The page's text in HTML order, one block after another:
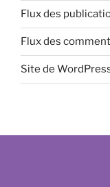
Flux des
Flux des
Site de